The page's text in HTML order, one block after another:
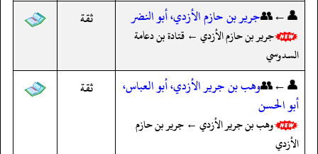
👤←👥جرير بن حازم الأزدي، أبو النضر
جرير بن حازم الأزدي ← قتادة بن دعامة
السدوسي
ثقة
👤←👥وهب بن جرير الأزدي، أبو العباس،
أبو الحسن
وهب بن جرير الأزدي ← جرير بن حازم
الأزدي
ثقة